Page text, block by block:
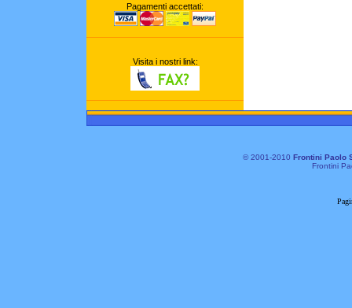
Pagamenti accettati:
Visita i nostri link:
© 2001-2010 Frontini Paolo
Frontini